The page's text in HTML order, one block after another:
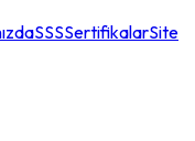
SSSSertifikalarSite